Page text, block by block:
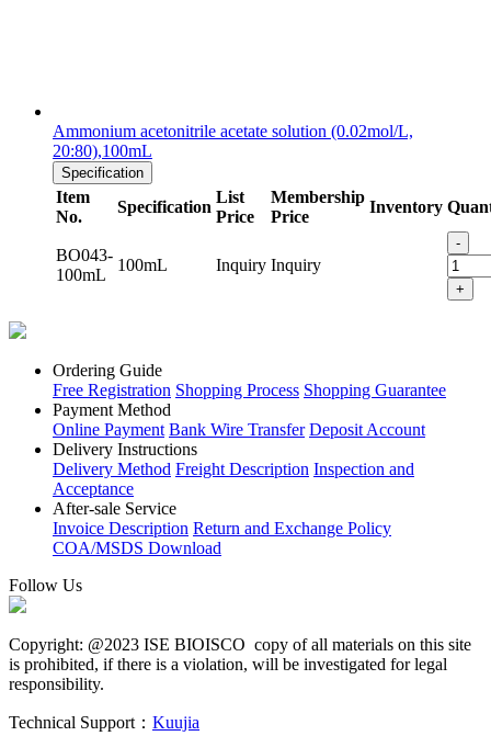
Ammonium acetonitrile acetate solution (0.02mol/L,
20:80),100mL
Specification
Item
No.
Specification
List
Price
Membership
Price
Inventory
BO043-
100mL
100mL Inquiry Inquiry
-
+
Ordering Guide
Free Registration Shopping Process Shopping Guarantee
Payment Method
Online Payment Bank Wire Transfer Deposit Account
Delivery Instructions
Delivery Method Freight Description Inspection and
Acceptance
After-sale Service
Invoice Description Return and Exchange Policy
COA/MSDS Download
Follow Us
Copyright: @2023 ISE BIOISCO copy of all materials on this site
is prohibited, if there is a violation, will be investigated for legal
responsibility.
Technical Support： Kuujia